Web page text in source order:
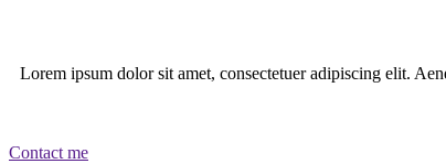
Lorem ipsum dolor sit amet, consectetuer adipiscing elit.
Contact me